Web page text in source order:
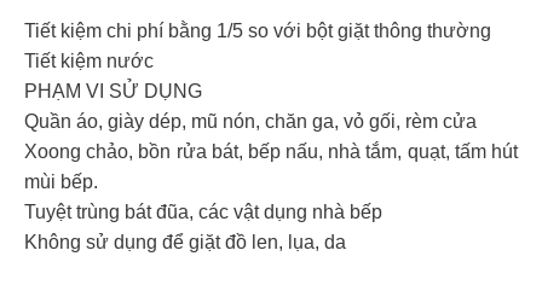
Tiết kiệm chi phí bằng 1/5 so với bột giặt thông thường
Tiết kiệm nước
PHẠM VI SỬ DỤNG
Quần áo, giày dép, mũ nón, chăn ga, vỏ gối, rèm cửa
Xoong chảo, bồn rửa bát, bếp nấu, nhà tắm, quạt, tấm hút
mùi bếp.
Tuyệt trùng bát đũa, các vật dụng nhà bếp
Không sử dụng để giặt đồ len, lụa, da